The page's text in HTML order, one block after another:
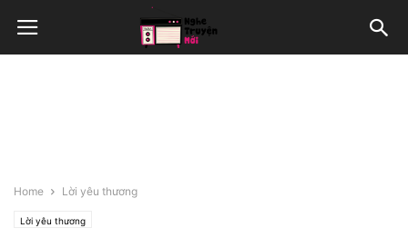
Home Lời yêu thương
Lời yêu thương